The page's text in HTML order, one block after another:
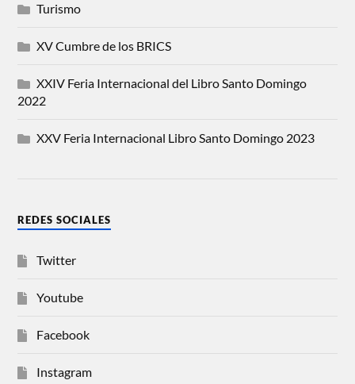
Turismo
XV Cumbre de los BRICS
XXIV Feria Internacional del Libro Santo Domingo
2022
XXV Feria Internacional Libro Santo Domingo 2023
REDES SOCIALES
Twitter
Youtube
Facebook
Instagram